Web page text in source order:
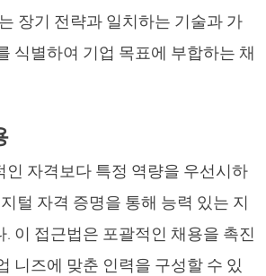
장기 전략과 일치하는 기술과 가
식별하여 기업 목표에 부합하는 채
인 자격보다 특정 역량을 우선시하
털 자격 증명을 통해 능력 있는 지
이 접근법은 포괄적인 채용을 촉진
니즈에 맞춘 인력을 구성할 수 있